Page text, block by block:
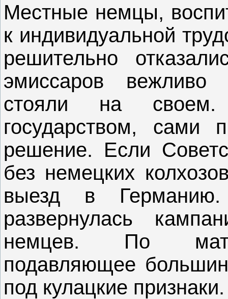
Местные немцы,
к индивидуальной
решительно
эмиссаров
стояли на
государством, сами
решение. Если
без немецких
выезд в
развернулась
немцев. По
подавляющее
под кулацкие признаки.